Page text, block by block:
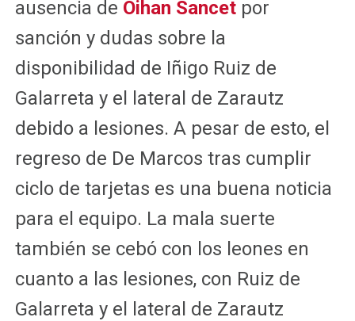
ausencia de Oihan Sancetpor
sanción y dudas sobre la
disponibilidad de Iñigo Ruiz de
Galarreta y el lateral de Zarautz
debido a lesiones. A pesar de esto, el
regreso de De Marcos tras cumplir
ciclo de tarjetas es una buena noticia
para el equipo. La mala suerte
también se cebó con los leones en
cuanto a las lesiones, con Ruiz de
Galarreta y el lateral de Zarautz